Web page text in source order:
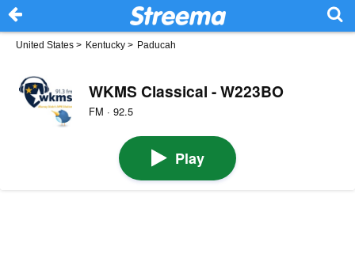
United States > Kentucky > Paducah
WKMS Classical - W223BO
FM · 92.5
Play